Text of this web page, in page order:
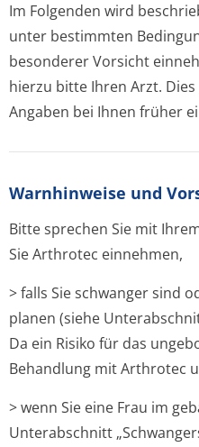
Im Folgenden wird
unter bestimmten
besonderer Vorsicht
hierzu bitte Ihren Arzt.
Angaben bei Ihnen früher
Warnhinweise und
Bitte sprechen Sie mit
Sie Arthrotec einnehmen,
> falls Sie schwanger sind
planen (siehe
Da ein Risiko für das
Behandlung mit Arthrotec
> wenn Sie eine Frau im
Unterabschnitt